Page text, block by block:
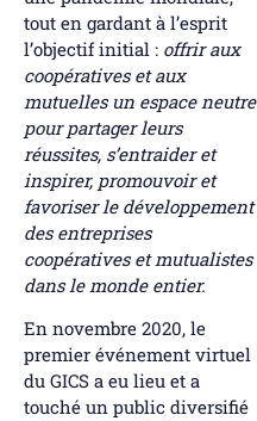
tout en gardant à l’esprit
l’objectif initial : offrir aux
coopératives et aux
mutuelles un espace neutre
pour partager leurs
réussites, s’entraider et
inspirer, promouvoir et
favoriser le développement
des entreprises
coopératives et mutualistes
dans le monde entier.
En novembre 2020, le
premier événement virtuel
du GICS a eu lieu et a
touché un public diversifié